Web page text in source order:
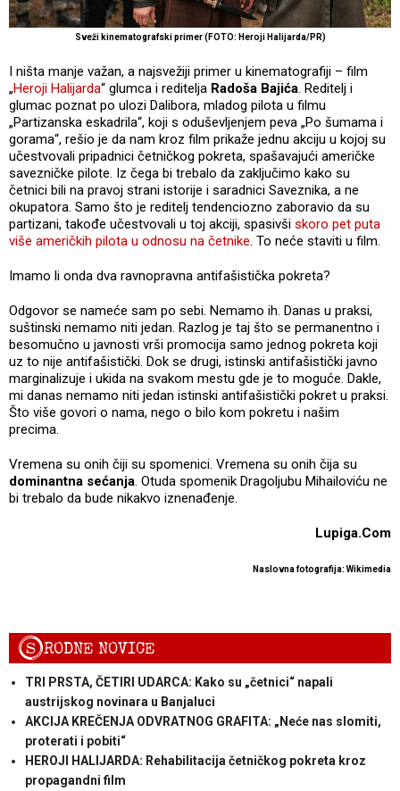
Sveži kinematografski primer (FOTO: Heroji Halijarda/PR)
I ništa manje važan, a najsvežiji primer u kinematografiji – film
„Heroji Halijarda“ glumca i reditelja Radoša Bajića. Reditelj i
glumac poznat po ulozi Dalibora, mladog pilota u filmu
„Partizanska eskadrila“, koji s oduševljenjem peva „Po šumama i
gorama“, rešio je da nam kroz film prikaže jednu akciju u kojoj su
učestvovali pripadnici četničkog pokreta, spašavajući američke
savezničke pilote. Iz čega bi trebalo da zaključimo kako su
četnici bili na pravoj strani istorije i saradnici Saveznika, a ne
okupatora. Samo što je reditelj tendenciozno zaboravio da su
partizani, takođe učestvovali u toj akciji, spasivši skoro pet puta
više američkih pilota u odnosu na četnike. To neće staviti u film.
Imamo li onda dva ravnopravna antifašistička pokreta?
Odgovor se nameće sam po sebi. Nemamo ih. Danas u praksi,
suštinski nemamo niti jedan. Razlog je taj što se permanentno i
besomučno u javnosti vrši promocija samo jednog pokreta koji
uz to nije antifašistički. Dok se drugi, istinski antifašistički javno
marginalizuje i ukida na svakom mestu gde je to moguće. Dakle,
mi danas nemamo niti jedan istinski antifašistički pokret u praksi.
Što više govori o nama, nego o bilo kom pokretu i našim
precima.
Vremena su onih čiji su spomenici. Vremena su onih čija su
dominantna sećanja. Otuda spomenik Dragoljubu Mihailoviću ne
bi trebalo da bude nikakvo iznenađenje.
Lupiga.Com
Naslovna fotografija: Wikimedia
SRODNE NOVICE
TRI PRSTA, ČETIRI UDARCA: Kako su „četnici“ napali
austrijskog novinara u Banjaluci
AKCIJA KREČENJA ODVRATNOG GRAFITA: „Neće nas slomiti,
proterati i pobiti“
HEROJI HALIJARDA: Rehabilitacija četničkog pokreta kroz
propagandni film